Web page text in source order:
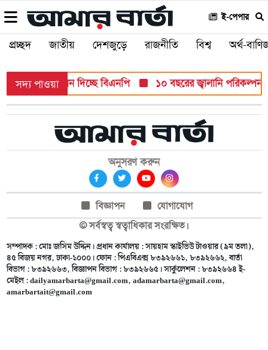
ই-পেপার
প্রচ্ছদ জাতীয় দেশজুড়ে রাজনীতি বিশ্ব অর্থ-
সদ্য পাওয়া
চূড়ান্ত মনোনয়ন দিচ্ছে বিএনপি ১০ বছরের জ্বালানি পরিকল্পনা
অনুসরণ করুন
বিজ্ঞাপন
যোগাযোগ
© সর্বস্বত্ব স্বত্বাধিকার সংরক্ষিত।
সম্পাদক : মোঃ জসিম উদ্দিন। প্রধান কার্যালয় : সায়হাম স্কাইভিউ টাওয়ার (৯ম তলা),
৪৫ বিজয় নগর, ঢাকা-১০০০। ফোন : পিএবিএক্স ৮৩৯২৬৬১, ৮৩৯২৬৬২, বার্তা
বিভাগ : ৮৩৯২৬৬৩, বিজ্ঞাপন বিভাগ : ৮৩৯২৬৬৫। সার্কুলেশন : ৮৩৯২৬৬৪ ই-
মেইল :dailyamarbarta@gmail.com,adamarbarta@gmail.com,
amarbartait@gmail.com